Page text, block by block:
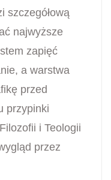
szczegółową
najwyższe
zapięć
a warstwa
przed
przypinki
i Teologii
przez